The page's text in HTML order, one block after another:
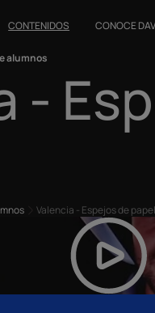
CONTENIDOS CONOCE
alumnos
-
Valencia - Espejos de papel